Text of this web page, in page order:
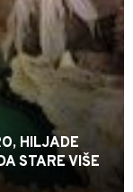
HILJADE
STARE VIŠE